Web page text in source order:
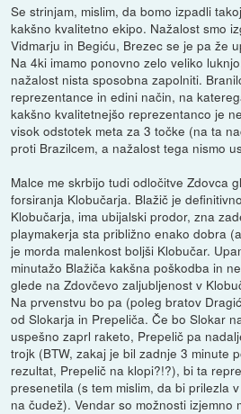
Se strinjam, mislim, da bomo izpadli
kakšno kvalitetno ekipo. Nažalost smo
Vidmarju in Begiću, Brezec se je pa že
Na 4ki imamo ponovno zelo veliko
nažalost nista sposobna zapolniti.
reprezentance in edini način, na
kakšno kvalitetnejšo reprezentanco je
visok odstotek meta za 3 točke (na ta
proti Brazilcem, a nažalost tega nismo
Malce me skrbijo tudi odločitve Zdovca
forsiranja Klobučarja. Blažič je
Klobučarja, ima ubijalski prodor, zna
playmakerja sta približno enako dobra
je morda malenkost boljši Klobučar.
minutažo Blažiča kakšna poškodba in
glede na Zdovčevo zaljubljenost v
Na prvenstvu bo pa (poleg bratov
od Slokarja in Prepeliča. Če bo Slokar
uspešno zaprl raketo, Prepelič pa
trojk (BTW, zakaj je bil zadnje 3 minute
rezultat, Prepelič na klopi?!?), bi ta
presenetila (s tem mislim, da bi prilezla
na čudež). Vendar so možnosti izjemno